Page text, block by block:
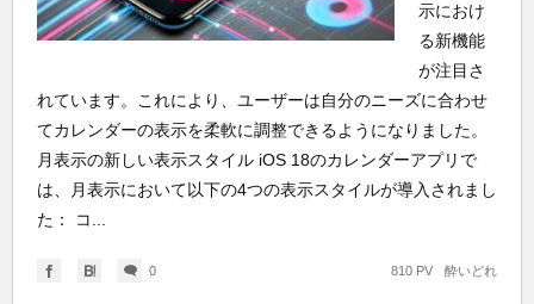
示におけ
る新機能
が注目さ
れています。これにより、ユーザーは自分のニーズに合わせ
てカレンダーの表示を柔軟に調整できるようになりました。
月表示の新しい表示スタイル iOS 18のカレンダーアプリで
は、月表示において以下の4つの表示スタイルが導入されまし
た： コ...
0 酔いどれ
810 PV